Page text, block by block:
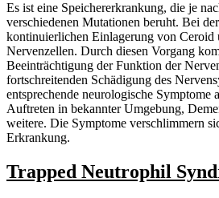
Es ist eine Speichererkrankung, die je
verschiedenen Mutationen beruht. Bei
kontinuierlichen Einlagerung von
Nervenzellen. Durch diesen Vorgang
Beeinträchtigung der Funktion der
fortschreitenden Schädigung des
entsprechende neurologische Symptome
Auftreten in bekannter Umgebung,
weitere. Die Symptome verschlimmern
Erkrankung.
Trapped Neutrophil